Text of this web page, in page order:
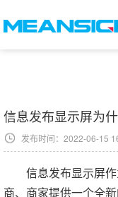
信息发布显示屏为
发布时间：2022-06-15
信息发布显示屏作
商、商家提供一个全